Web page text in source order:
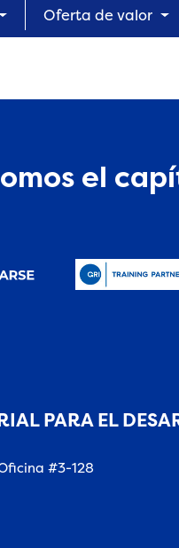
Oferta de valor
el
PARA EL
#3-128